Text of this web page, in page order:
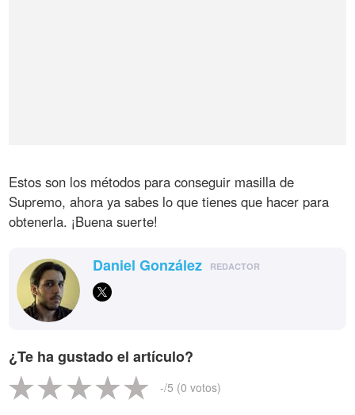
Estos son los métodos para conseguir masilla de
Supremo, ahora ya sabes lo que tienes que hacer para
obtenerla. ¡Buena suerte!
Daniel González REDACTOR
¿Te ha gustado el artículo?
-/5 (0 votos)